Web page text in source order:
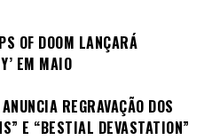
OF DOOM LANÇARÁ
EM MAIO
REGRAVAÇÃO DOS
E “BESTIAL DEVASTATION”